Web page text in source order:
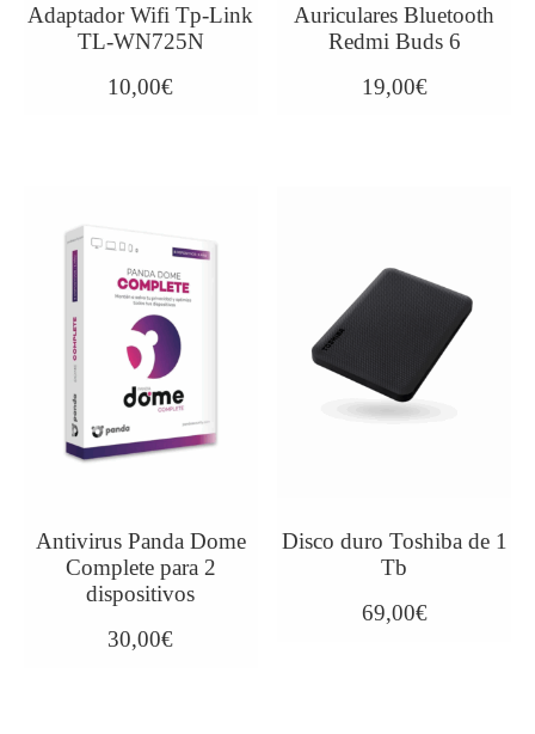
Adaptador Wifi Tp-Link
TL-WN725N
10,00€
Auriculares Bluetooth
Redmi Buds 6
19,00€
Antivirus Panda Dome
Complete para 2
dispositivos
30,00€
Disco duro Toshiba de 1
Tb
69,00€